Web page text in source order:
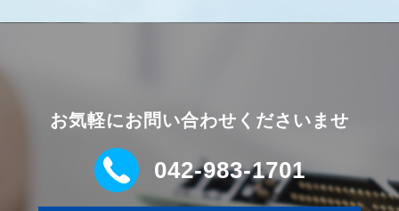
お気軽にお問い合わせくださいませ
042-983-1701